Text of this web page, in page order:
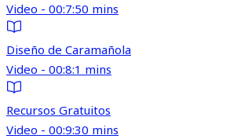
Video - 00:7:50 mins
Diseño de Caramañola
Video - 00:8:1 mins
Recursos Gratuitos
Video - 00:9:30 mins